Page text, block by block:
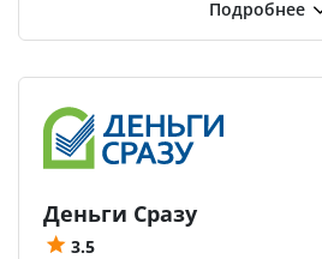
Деньги Сразу
3.5